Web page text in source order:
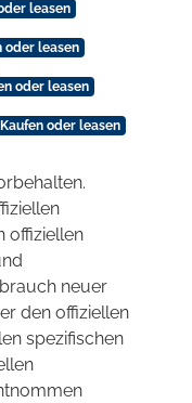
leasen
oder leasen
oder leasen
oder leasen
offiziellen
neuer
den offiziellen
spezifischen